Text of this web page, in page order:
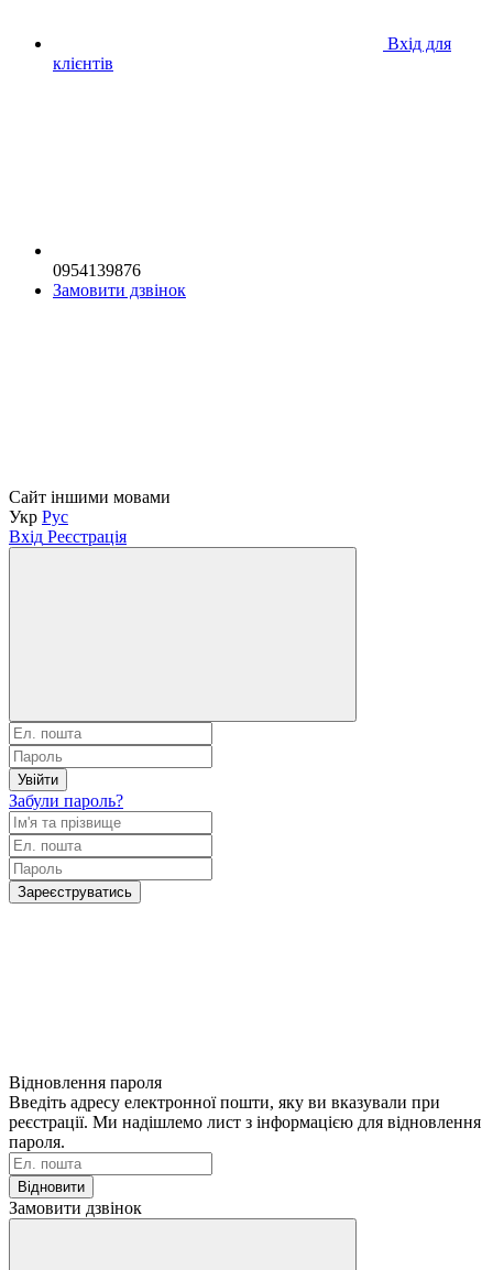
Вхід для
клієнтів
0954139876
Замовити дзвінок
Сайт іншими мовами
Укр Рус
Вхід Реєстрація
Увійти
Забули пароль?
Зареєструватись
Відновлення пароля
Введіть адресу електронної пошти, яку ви вказували при
реєстрації. Ми надішлемо лист з інформацією для відновлення
пароля.
Відновити
Замовити дзвінок